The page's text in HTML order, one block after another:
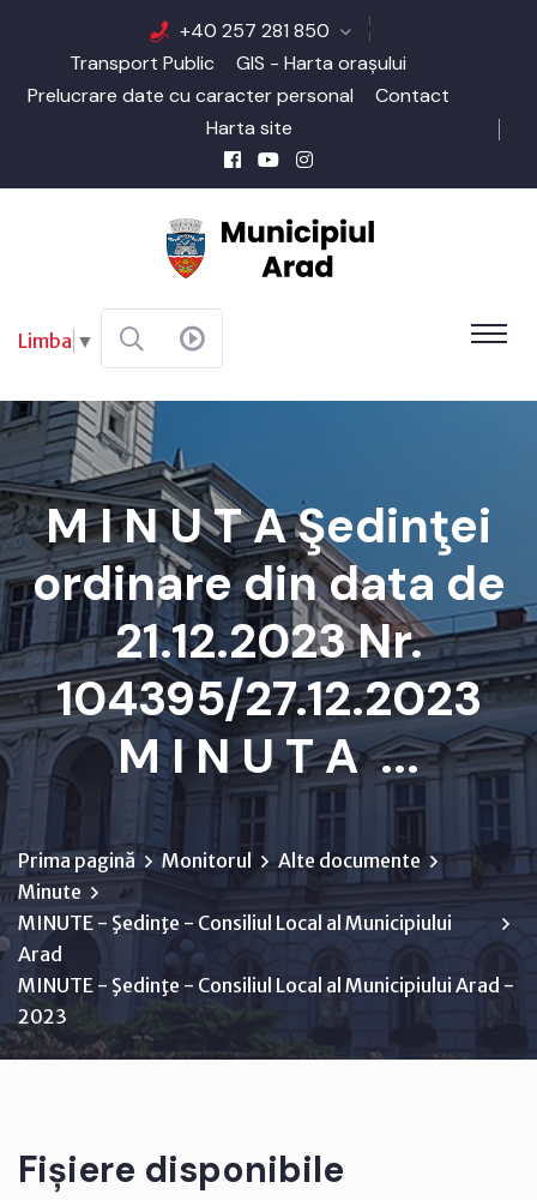
+40 257 281 850
Transport Public
GIS - Harta orașului
Prelucrare date cu caracter personal
Contact
Harta site
Limba ▼
M I N U T A Şedinţei
ordinare din data de
21.12.2023 Nr.
104395/27.12.2023
M I N U T A ...
Prima pagină Monitorul
Alte documente
Minute
MINUTE - Şedinţe - Consiliul Local al Municipiului
Arad
MINUTE - Şedinţe - Consiliul Local al Municipiului Arad -
2023
Fișiere disponibile